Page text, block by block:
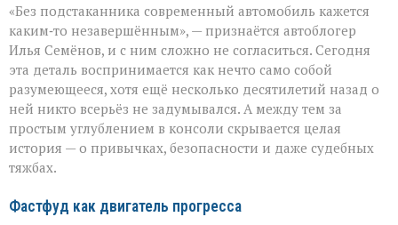
незаметный
герой
автомобильного
салона
«Без подстаканника современный автомобиль кажется
каким‑то незавершённым», — признаётся автоблогер
Илья Семёнов, и с ним сложно не согласиться. Сегодня
эта деталь воспринимается как нечто само собой
разумеющееся, хотя ещё несколько десятилетий назад о
ней никто всерьёз не задумывался. А между тем за
простым углублением в консоли скрывается целая
история — о привычках, безопасности и даже судебных
тяжбах.
Фастфуд как двигатель прогресса